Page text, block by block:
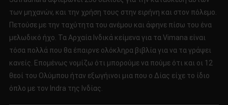
των μηχανών, και την χρήση τους στην ειρήνη και στον πόλεμο.
Πετούσε με την ταχύτητα του ανέμου και άφηνε πίσω του ένα
μελωδικό ήχο. Τα Αρχαία Ινδικά κείμενα για τα Vimana είναι
τόσα πολλά που θα έπαιρνε ολόκληρα βιβλία για να τα γράψει
κανείς. Επομένως νομίζω ότι μπορούμε να πούμε ότι και οι 12
θεοί του Ολύμπου ήταν εξωγήινοι μια που ο Δίας είχε το ίδιο
όπλο με τον Indra της Ινδίας.